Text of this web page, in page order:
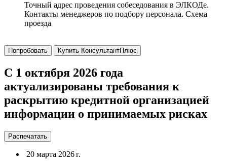
Точный адрес проведения собеседования в ЭЛКОДе.
Контакты менеджеров по подбору персонала. Схема
проезда
Попробовать Купить КонсультантПлюс
С 1 октября 2026 года
актуализированы требования к
раскрытию кредитной организацией
информации о принимаемых рисках
Распечатать
20 марта 2026 г.